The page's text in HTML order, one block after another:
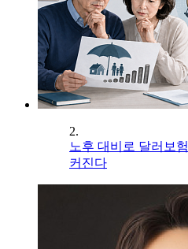
2.
노후 대비로 달러보
커진다